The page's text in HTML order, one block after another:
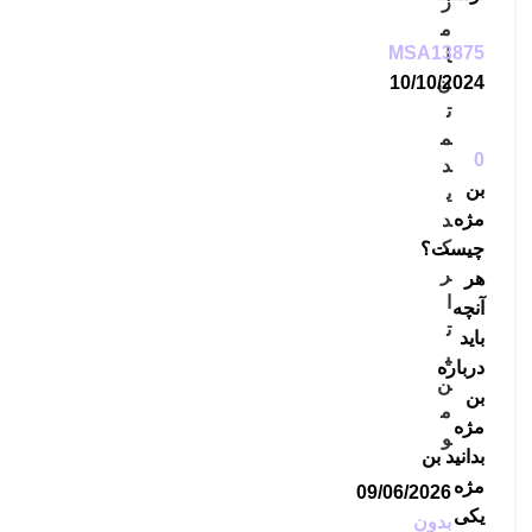
MSA13875
10/10/2024
0
بن
مژه
چیست؟
هر
آنچه
باید
درباره
بن
مژه
بدانید بن
مژه
یکی
م
ا
ن
ت
م
د
ی
د
ک
ر
ت
ی
ن
م
و
09/06/2026
بدون